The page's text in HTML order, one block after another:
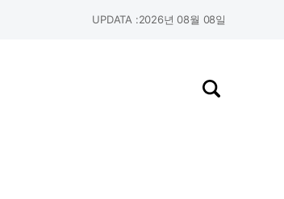
UPDATA :2026년 08월 08일
검색창 열기